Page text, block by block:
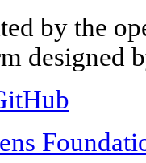
by the
designed